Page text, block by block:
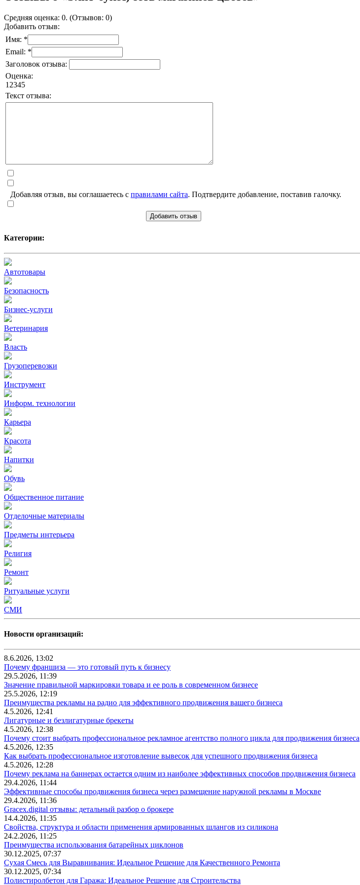
Средняя оценка: 0. (Отзывов: 0)
Добавить отзыв:
Имя: *
Email: *
Заголовок отзыва:
Оценка:
1 2345
Текст отзыва:
Добавляя отзыв, вы соглашаетесь с правилами сайта. Подтвердите добавление, поставив галочку.
Добавить отзыв
Категории:
Автотовары
Безопасность
Бизнес-услуги
Ветеринария
Власть
Грузоперевозки
Инструмент
Информ. технологии
Карьера
Красота
Напитки
Обувь
Общественное питание
Отделочные материалы
Предметы интерьера
Религия
Ремонт
Ритуальные услуги
СМИ
Новости организаций:
8.6.2026, 13:02
Почему франшиза — это готовый путь к бизнесу
29.5.2026, 11:39
Значение правильной маркировки товара и ее роль в современном бизнесе
25.5.2026, 12:19
Преимущества рекламы на радио для эффективного продвижения вашего бизнеса
4.5.2026, 12:41
Лигатурные и безлигатурные брекеты
4.5.2026, 12:38
Почему стоит выбрать профессиональное рекламное агентство полного цикла для продвижения бизнеса
4.5.2026, 12:35
Как выбрать профессиональное изготовление вывесок для успешного продвижения бизнеса
4.5.2026, 12:28
Почему реклама на баннерах остается одним из наиболее эффективных способов продвижения бизнеса
29.4.2026, 11:44
Эффективные способы продвижения бизнеса через размещение наружной рекламы в Москве
29.4.2026, 11:36
Gracex.digital отзывы: детальный разбор о брокере
14.4.2026, 11:35
Свойства, структура и области применения армированных шлангов из силикона
24.2.2026, 11:25
Преимущества использования батарейных циклонов
30.12.2025, 07:37
Сухая Смесь для Выравнивания: Идеальное Решение для Качественного Ремонта
30.12.2025, 07:34
Полистиролбетон для Гаража: Идеальное Решение для Строительства